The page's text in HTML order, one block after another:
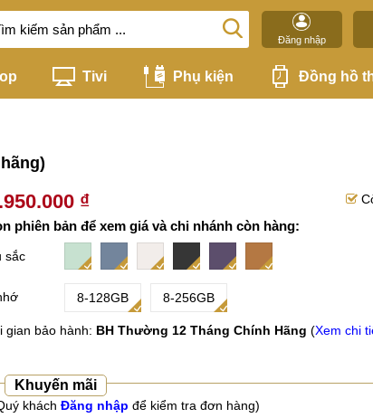
Đăng nhập
Tivi Phụ kiện Đồng hồ
₫
phiên bản để xem giá và chi nhánh còn hàng:
sắc
8-128GB 8-256GB
gian bảo hành: BH Thường 12 Tháng Chính Hãng (Xem chi
Khuyến mãi
khách Đăng nhập để kiểm tra đơn hàng)